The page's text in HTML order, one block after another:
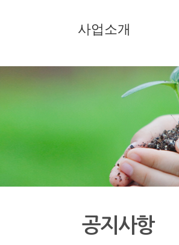
사업소개
공지사항